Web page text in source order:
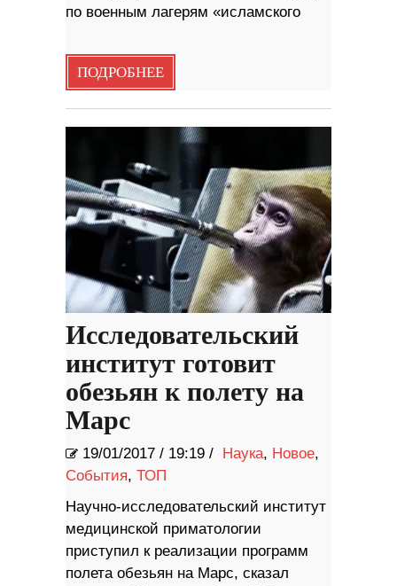
по военным лагерям «исламского
ПОДРОБНЕЕ
Исследовательский
институт готовит
обезьян к полету на
Марс
19/01/2017 / 19:19 / Наука, Новое,
События, ТОП
Научно-исследовательский институт
медицинской приматологии
приступил к реализации программ
полета обезьян на Марс, сказал